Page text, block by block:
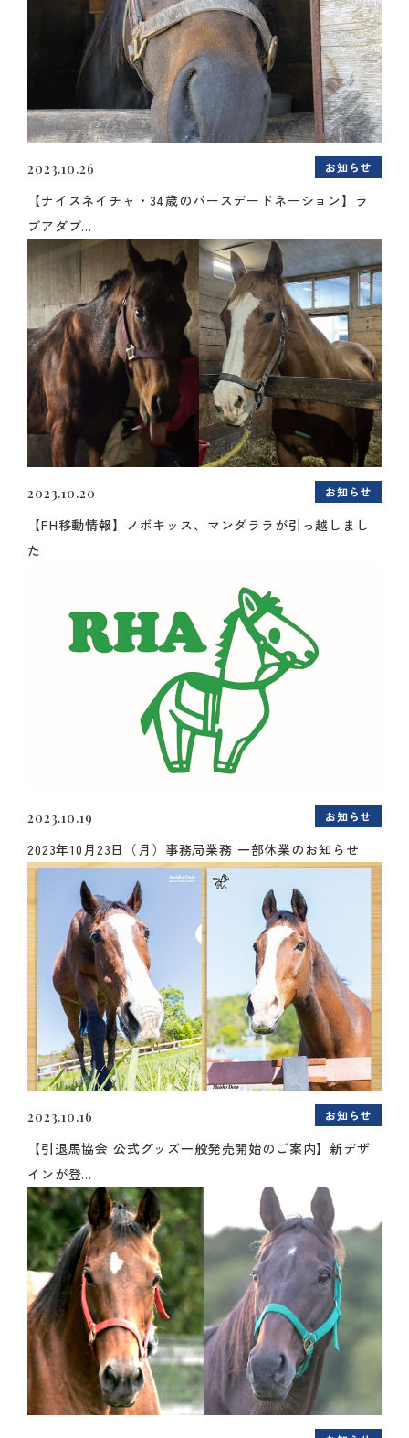
2023.10.26 お知らせ
【ナイスネイチャ・34歳のバースデードネーション】ラ
ブアダブ...
2023.10.20 お知らせ
【FH移動情報】ノボキッス、マンダララが引っ越しまし
た
2023.10.19 お知らせ
2023年10月23日（月）事務局業務 一部休業のお知らせ
2023.10.16 お知らせ
【引退馬協会 公式グッズ一般発売開始のご案内】新デザ
インが登...